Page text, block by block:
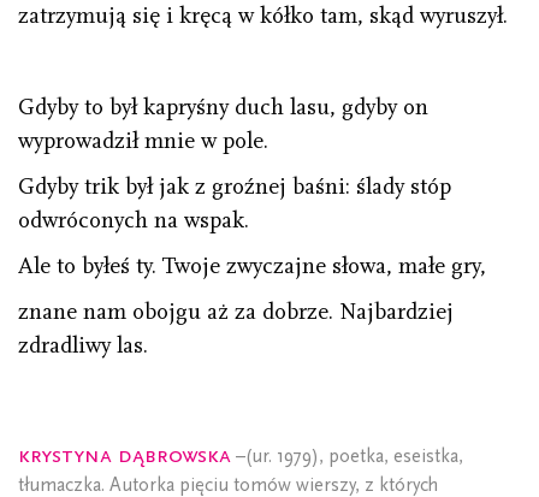
zatrzymują się i kręcą w kółko tam, skąd wyruszył.
Gdyby to był kapryśny duch lasu, gdyby on
wyprowadził mnie w pole.
Gdyby trik był jak z groźnej baśni: ślady stóp
odwróconych na wspak.
Ale to byłeś ty. Twoje zwyczajne słowa, małe gry,
znane nam obojgu aż za dobrze. Najbardziej
zdradliwy las.
Krystyna Dąbrowska –(ur. 1979), poetka, eseistka,
tłumaczka. Autorka pięciu tomów wierszy, z których